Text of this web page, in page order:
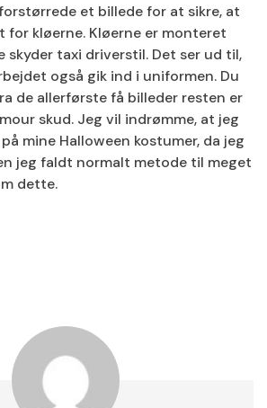
et billede for at sikre, at
for kløerne. Kløerne er monteret
skyder taxi driverstil. Det ser ud til,
også gik ind i uniformen. Du
de allerførste få billeder resten er
skud. Jeg vil indrømme, at jeg
mine Halloween kostumer, da jeg
jeg faldt normalt metode til meget
dette.